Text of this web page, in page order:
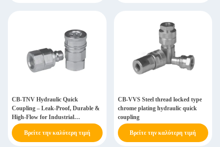
CB-TNV Hydraulic Quick
Coupling – Leak-Proof, Durable &
High-Flow for Industrial
Applications
Βρείτε την καλύτερη τιμή
CB-VVS Steel thread locked type
chrome plating hydraulic quick
coupling
Βρείτε την καλύτερη τιμή